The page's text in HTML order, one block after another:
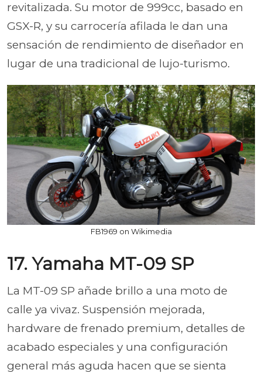
revitalizada. Su motor de 999cc, basado en
GSX-R, y su carrocería afilada le dan una
sensación de rendimiento de diseñador en
lugar de una tradicional de lujo-turismo.
FB1969 on Wikimedia
17. Yamaha MT-09 SP
La MT-09 SP añade brillo a una moto de
calle ya vivaz. Suspensión mejorada,
hardware de frenado premium, detalles de
acabado especiales y una configuración
general más aguda hacen que se sienta